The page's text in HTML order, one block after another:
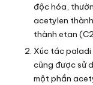
độc hóa,
acetylen
thành etan
Xúc tác
cũng được sử
một phần